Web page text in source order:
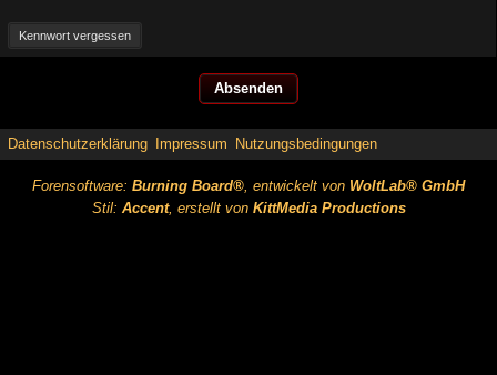
Kennwort vergessen
Datenschutzerklärung Impressum Nutzungsbedingungen
Forensoftware: Burning Board®, entwickelt von WoltLab® GmbH
Stil: Accent, erstellt von KittMedia Productions